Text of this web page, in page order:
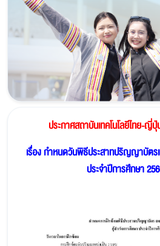
ประกาศสถาบันเทคโนโลยีไทย-ญี่
เรื่อง กำหนดวันพิธีประสาทปริญญาบัต
ประจำปีการศึกษา